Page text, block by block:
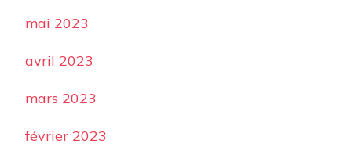
mai 2023
avril 2023
mars 2023
février 2023